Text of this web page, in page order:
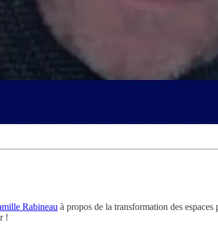
Rabineau à propos de la transformation des
!